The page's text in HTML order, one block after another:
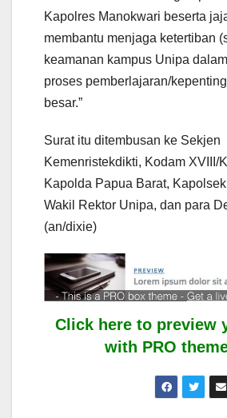
Kapolres Manokwari beserta
membantu menjaga ketertiban
keamanan kampus Unipa
proses pemberlajaran/
besar.”
Surat itu ditembusan ke Sekjen
Kemenristekdikti, Kodam XVIII/
Kapolda Papua Barat,
Wakil Rektor Unipa, dan para
(an/dixie)
Click here to preview
with PRO